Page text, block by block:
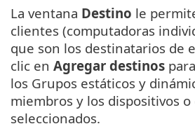
La ventana Destino le
clientes (computadoras
que son los destinatarios de
clic en Agregar destinos
los Grupos estáticos y
miembros y los dispositivos o
seleccionados.